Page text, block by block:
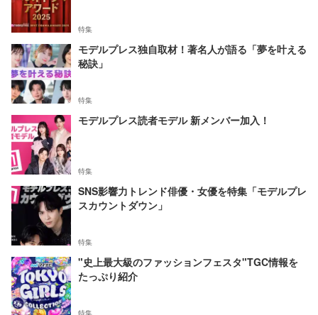
特集
モデルプレス独自取材！著名人が語る「夢を叶える
秘訣」
特集
モデルプレス読者モデル 新メンバー加入！
特集
SNS影響力トレンド俳優・女優を特集「モデルプレ
スカウントダウン」
特集
"史上最大級のファッションフェスタ"TGC情報を
たっぷり紹介
特集